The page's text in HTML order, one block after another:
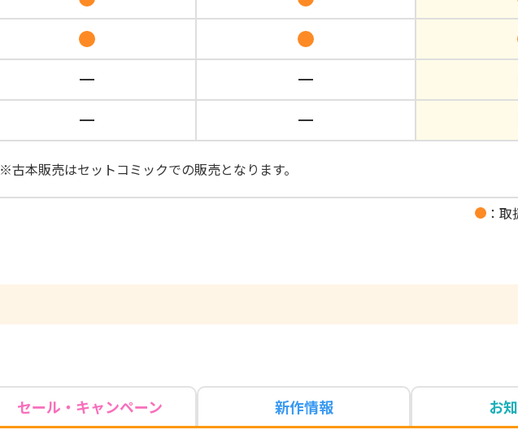
※古本販売はセットコミックでの販売となります。
：取
セール・ キャンペーン 新作情報 お